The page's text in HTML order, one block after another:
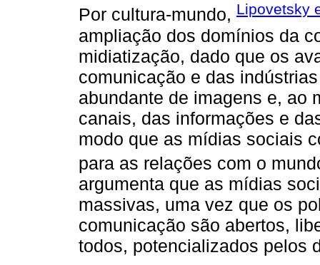
Por cultura-mundo, Lipovetsky
ampliação dos domínios da
midiatização, dado que os
comunicação e das
abundante de imagens e, ao
canais, das informações e
modo que as mídias sociais
para as relações com o
argumenta que as mídias
massivas, uma vez que os
comunicação são abertos,
todos, potencializados pelos